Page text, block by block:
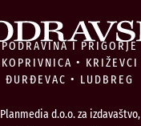
PODRAVINA I PRIGORJE
KOPRIVNICA • KRIŽEVCI
ĐURĐEVAC • LUDBREG
Planmedia d.o.o. za izdavaštvo,